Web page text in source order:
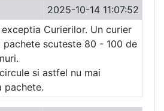
2025-10-14 11:07:52
Curierilor. Un curier
pachete scuteste 80 - 100 de
si astfel nu mai
pachete.